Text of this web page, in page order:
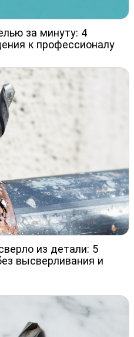
за минуту: 4
к профессионалу
из детали: 5
высверливания и